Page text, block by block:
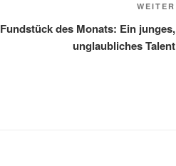
WEITER
Fundstück des Monats: Ein junges,
unglaubliches Talent